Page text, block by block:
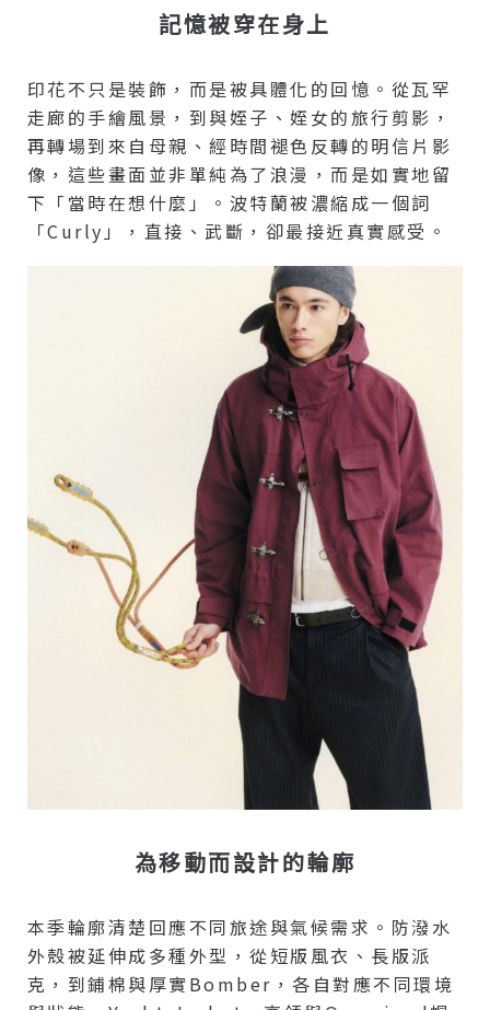
記憶被穿在身上
印花不只是裝飾，而是被具體化的回憶。從瓦罕
走廊的手繪風景，到與姪子、姪女的旅行剪影，
再轉場到來自母親、經時間褪色反轉的明信片影
像，這些畫面並非單純為了浪漫，而是如實地留
下「當時在想什麼」。波特蘭被濃縮成一個詞
「Curly」，直接、武斷，卻最接近真實感受。
為移動而設計的輪廓
本季輪廓清楚回應不同旅途與氣候需求。防潑水
外殼被延伸成多種外型，從短版風衣、長版派
克，到鋪棉與厚實Bomber，各自對應不同環境